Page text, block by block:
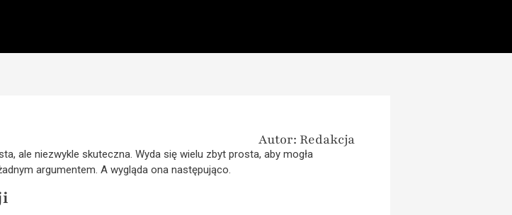
Autor: Redakcja
ale niezwykle skuteczna. Wyda się wielu zbyt prosta, aby mogła
argumentem. A wygląda ona następująco.